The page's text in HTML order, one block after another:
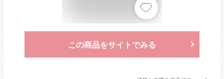
この商品をサイトでみる